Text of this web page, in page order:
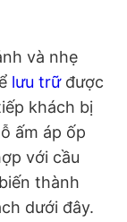
và nhẹ
lưu trữđược
khách bị
ấm áp ốp
với cầu
thành
dưới đây.